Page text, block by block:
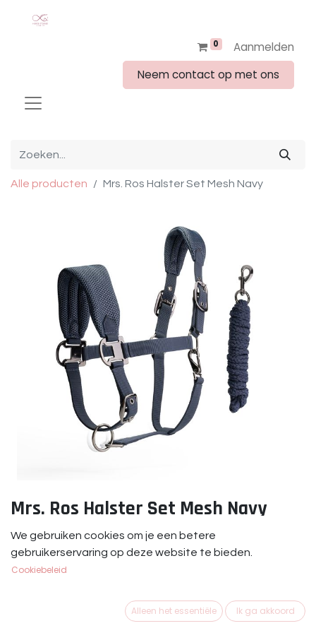
0
Aanmelden
Neem contact op met ons
Alle producten Mrs. Ros Halster Set Mesh Navy
Mrs. Ros Halster Set Mesh Navy
Mrs. Ros Halster Set Mesh Navy
€39,95
We gebruiken cookies om je een betere
gebruikerservaring op deze website te bieden.
Cookiebeleid
Alleen het essentiële Ik ga akkoord